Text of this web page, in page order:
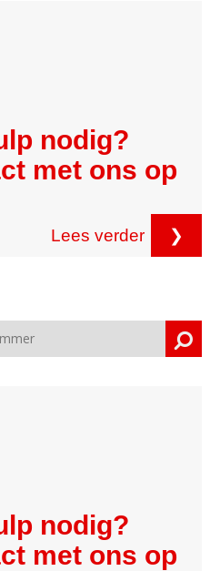
nodig?
met ons op
Lees verder ❯
nodig?
met ons op